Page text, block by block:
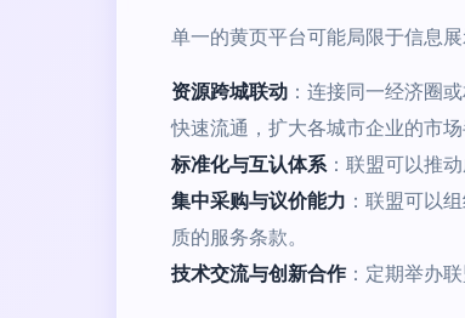
单一的黄页平台可能局限于信息
资源跨城联动 ：连接同一经济圈
快速流通，扩大各城市企业的市场
标准化与互认体系：联盟可以推
集中采购与议价能力 ：联盟可以
质的服务条款。
技术交流与创新合作：定期举办